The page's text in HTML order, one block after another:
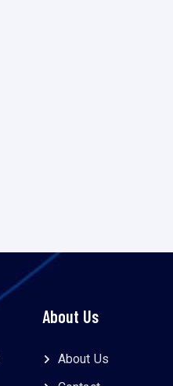
About Us
About Us